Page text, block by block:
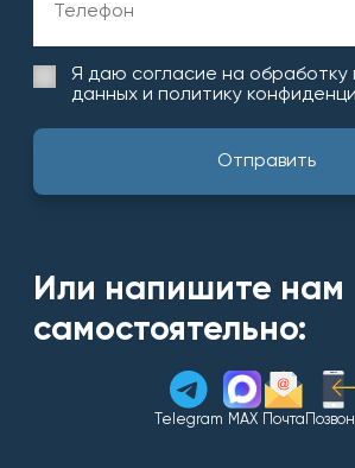
Я даю согласие на обработку
данных и политику
Или напишите нам
самостоятельно:
Telegram MAX Почта